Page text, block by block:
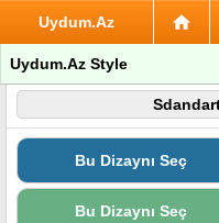
Uydum.Az
Uydum.Az Style
Bu Dizaynı Seç
Bu Dizaynı Seç